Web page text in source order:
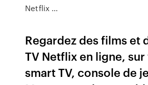
Netflix ...
Regardez des films et
TV Netflix en ligne,
smart TV, console de